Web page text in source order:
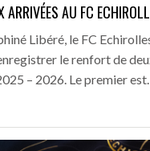
ARRIVÉES AU FC
Libéré, le FC
le renfort de
– 2026. Le premier est…